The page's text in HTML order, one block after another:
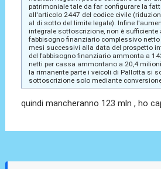
patrimoniale tale da far configurare la
all'articolo 2447 del codice civile
al di sotto del limite legale). Infine
integrale sottoscrizione, non è sufficiente
fabbisogno finanziario complessivo netto
mesi successivi alla data del prospetto
del fabbisogno finanziario ammonta a
netti per cassa ammontano a 20,4
la rimanente parte i veicoli di Pallotta si
sottoscrizione solo mediante
quindi mancheranno 123 mln , ho